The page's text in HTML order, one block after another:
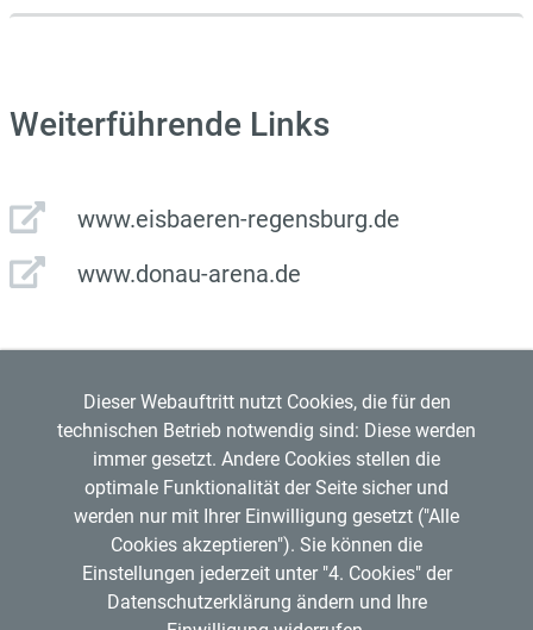
Weiterführende Links
www.eisbaeren-regensburg.de
www.donau-arena.de
Regensburger Verkehrsverbund GmbH
VDV
Copyright © 2026 RVV
RVV-Kundenzentrum
Hemauerstr. 1, 93047 Regensburg
Dieser Webauftritt nutzt Cookies, die für den
technischen Betrieb notwendig sind: Diese werden
immer gesetzt. Andere Cookies stellen die
optimale Funktionalität der Seite sicher und
werden nur mit Ihrer Einwilligung gesetzt ("Alle
Cookies akzeptieren"). Sie können die
Einstellungen jederzeit unter "4. Cookies" der
Datenschutzerklärung ändern und Ihre